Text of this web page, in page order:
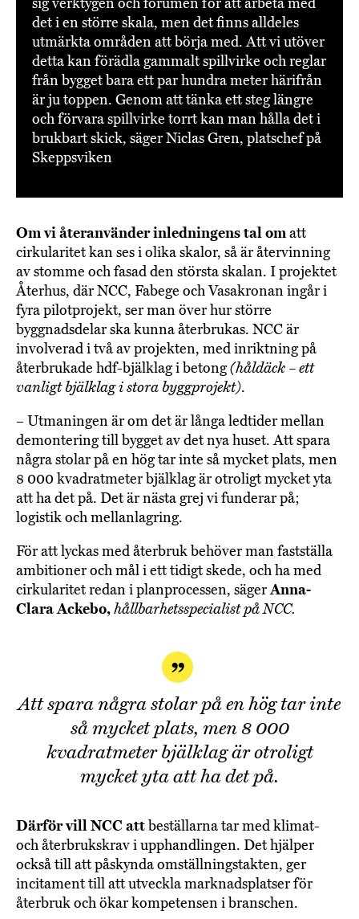
det i en större skala, men det finns alldeles
utmärkta områden att börja med. Att vi utöver
detta kan förädla gammalt spillvirke och reglar
från bygget bara ett par hundra meter härifrån
är ju toppen. Genom att tänka ett steg längre
och förvara spillvirke torrt kan man hålla det i
brukbart skick, säger Niclas Gren, platschef på
Skeppsviken
Om vi återanvänder inledningens tal omatt
cirkularitet kan ses i olika skalor, så är återvinning
av stomme och fasad den största skalan. I projektet
Återhus, där NCC, Fabege och Vasakronan ingår i
fyra pilotprojekt, ser man över hur större
byggnadsdelar ska kunna återbrukas. NCC är
involverad i två av projekten, med inriktning på
återbrukade hdf-bjälklag i betong(håldäck – ett
vanligt bjälklag i stora byggprojekt).
– Utmaningen är om det är långa ledtider mellan
demontering till bygget av det nya huset. Att spara
några stolar på en hög tar inte så mycket plats, men
8 000 kvadratmeter bjälklag är otroligt mycket yta
att ha det på. Det är nästa grej vi funderar på;
logistik och mellanlagring.
För att lyckas med återbruk behöver man fastställa
ambitioner och mål i ett tidigt skede, och ha med
cirkularitet redan i planprocessen, sägerAnna-
Clara Ackebo,hållbarhetsspecialist på NCC.
Att spara några stolar på en hög tar inte
så mycket plats, men 8 000
kvadratmeter bjälklag är otroligt
mycket yta att ha det på.
Därför vill NCC attbeställarna tar med klimat-
och återbrukskrav i upphandlingen. Det hjälper
också till att påskynda omställningstakten, ger
incitament till att utveckla marknadsplatser för
återbruk och ökar kompetensen i branschen.